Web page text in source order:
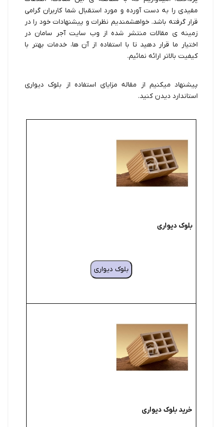
مفیدی را به دست آورده و مورد استقبال شما کاربران گرامی
قرار گرفته باشد. خواهشمندیم نظرات و پیشنهادات خود را در
زمینه ی مقالات منتشر شده از وب سایت آجر سامان در
اختیار ما قرار دهید تا با استفاده از آن ها، خدمات بهتر با
کیفیت بالاتر ارائه نمائیم.
پیشنهاد میکنیم از مقاله مزایای استفاده از بلوک دیواری
استاندارد دیدن کنید.
بلوک دیواری
بلوک دیواری
خرید بلوک دیواری